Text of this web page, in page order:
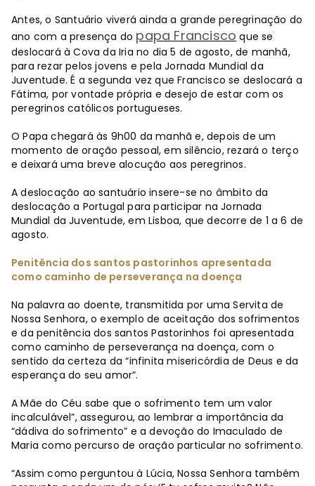
Antes, o Santuário viverá ainda a grande peregrinação do
ano com a presença do papa Francisco que se
deslocará à Cova da Iria no dia 5 de agosto, de manhã,
para rezar pelos jovens e pela Jornada Mundial da
Juventude. É a segunda vez que Francisco se deslocará a
Fátima, por vontade própria e desejo de estar com os
peregrinos católicos portugueses.
O Papa chegará às 9h00 da manhã e, depois de um
momento de oração pessoal, em silêncio, rezará o terço
e deixará uma breve alocução aos peregrinos.
A deslocação ao santuário insere-se no âmbito da
deslocação a Portugal para participar na Jornada
Mundial da Juventude, em Lisboa, que decorre de 1 a 6 de
agosto.
Penitência dos santos pastorinhos apresentada
como caminho de perseverança na doença
Na palavra ao doente, transmitida por uma Servita de
Nossa Senhora, o exemplo de aceitação dos sofrimentos
e da penitência dos santos Pastorinhos foi apresentada
como caminho de perseverança na doença, com o
sentido da certeza da “infinita misericórdia de Deus e da
esperança do seu amor”.
A Mãe do Céu sabe que o sofrimento tem um valor
incalculável”, assegurou, ao lembrar a importância da
“dádiva do sofrimento” e a devoção do Imaculado de
Maria como percurso de oração particular no sofrimento.
“Assim como perguntou à Lúcia, Nossa Senhora também